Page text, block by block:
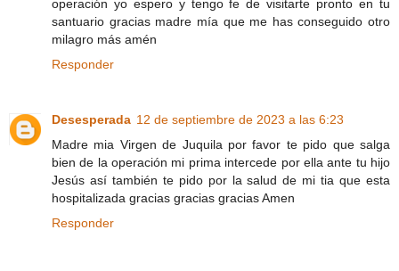
operación yo espero y tengo fe de visitarte pronto en tu
santuario gracias madre mía que me has conseguido otro
milagro más amén
Responder
Desesperada 12 de septiembre de 2023 a las 6:23
Madre mia Virgen de Juquila por favor te pido que salga
bien de la operación mi prima intercede por ella ante tu hijo
Jesús así también te pido por la salud de mi tia que esta
hospitalizada gracias gracias gracias Amen
Responder